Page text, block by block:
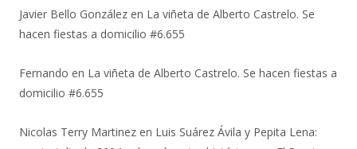
Javier Bello González en La viñeta de Alberto Castrelo. Se
hacen fiestas a domicilio #6.655
Fernando en La viñeta de Alberto Castrelo. Se hacen fiestas a
domicilio #6.655
Nicolas Terry Martinez en Luis Suárez Ávila y Pepita Lena: